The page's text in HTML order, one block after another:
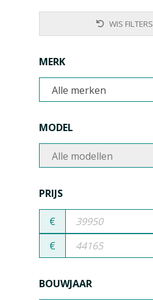
WIS FILTERS
MERK
MODEL
PRIJS
€
€
BOUWJAAR